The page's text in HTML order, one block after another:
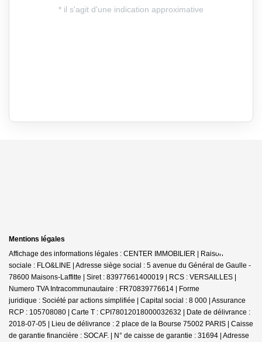
Mentions légales
Affichage des informations légales : CENTER IMMOBILIER | Raison
sociale : FLO&LINE | Adresse siège social : 5 avenue du Général de Gaulle -
78600 Maisons-Laffitte | Siret : 83977661400019 | RCS : VERSAILLES |
Numero TVA Intracommunautaire : FR70839776614 | Forme
juridique : Société par actions simplifiée | Capital social : 8 000 | Assurance
RCP : 105708080 | Carte T : CPI78012018000032632 | Date de délivrance :
2018-07-05 | Lieu de délivrance : 2 place de la Bourse 75002 PARIS | Caisse
de garantie financière : SOCAF. | N° de caisse de garantie : 31694 | Adresse